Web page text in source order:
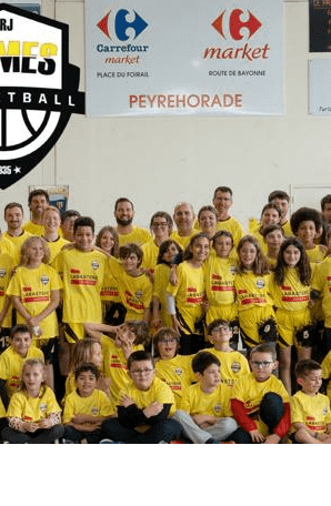
Exporter les lignes sélectionnées
Exporter toutes les colonnes
Exporter uniquement les colonnes affichées
Menu
<
>
Résultats du Week-End
Programme du Week-End
Évènements
Documents Utiles
Galeries photo
?>
Images de la page d'accueil
Cliquez pour éditer